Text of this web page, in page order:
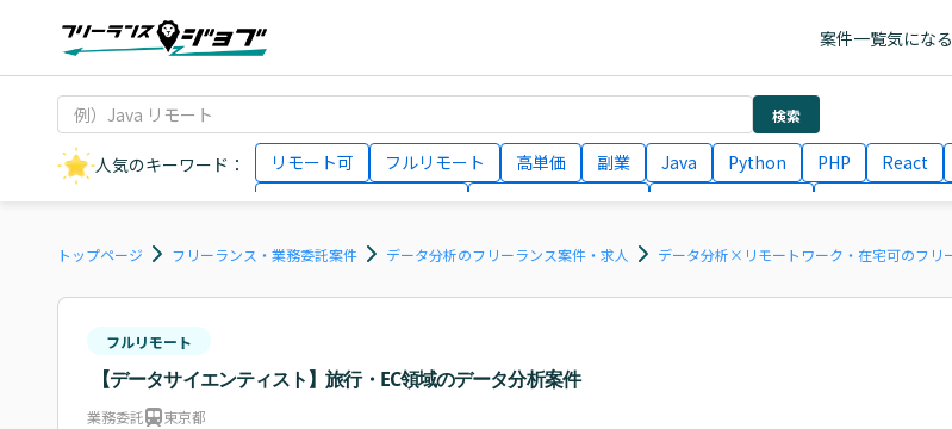
案件一覧気にな
検索
人気のキーワード： リモート可 フルリモート 高単価 副業 Java Python PHP React
AIエンジニア
月収100万円 業務委託
トップページ フリーランス・業務委託案件 データ分析のフリーランス案件・求人 データ分析×リモートワーク・在宅可のフリ
フルリモート
【データサイエンティスト】旅行・EC領域のデータ分析案件
業務委託 東京都